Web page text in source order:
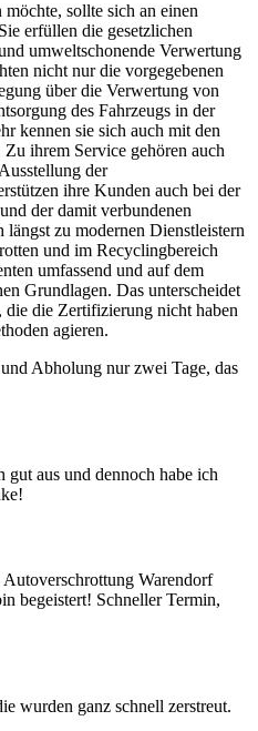
sollte sich an einen
erfüllen die gesetzlichen
umweltschonende Verwertung
nicht nur die vorgegebenen
über die Verwertung von
des Fahrzeugs in der
kennen sie sich auch mit den
ihrem Service gehören auch
der
ihre Kunden auch bei der
der damit verbundenen
zu modernen Dienstleistern
und im Recyclingbereich
umfassend und auf dem
Grundlagen. Das unterscheidet
die Zertifizierung nicht haben
agieren.
Abholung nur zwei Tage, das
aus und dennoch habe ich
Warendorf
begeistert! Schneller Termin,
wurden ganz schnell zerstreut.